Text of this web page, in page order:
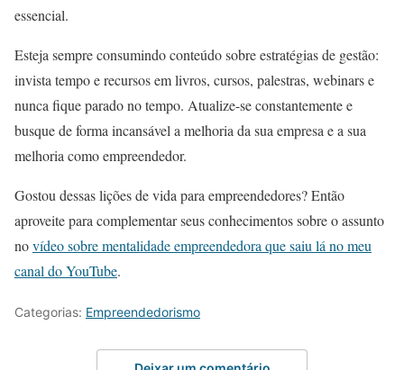
essencial.
Esteja sempre consumindo conteúdo sobre estratégias de gestão:
invista tempo e recursos em livros, cursos, palestras, webinars e
nunca fique parado no tempo. Atualize-se constantemente e
busque de forma incansável a melhoria da sua empresa e a sua
melhoria como empreendedor.
Gostou dessas lições de vida para empreendedores? Então
aproveite para complementar seus conhecimentos sobre o assunto
novídeo sobre mentalidade empreendedora que saiu lá no meu
canal do YouTube.
Categorias: Empreendedorismo